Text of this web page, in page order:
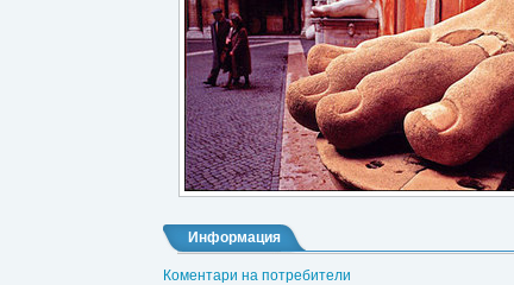
Информация
Коментари на потребители